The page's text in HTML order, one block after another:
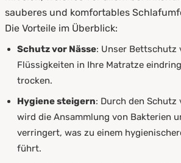
sauberes und komfortables
Die Vorteile im Überblick:
Schutz vor Nässe: Unser Bettschutz
Flüssigkeiten in Ihre Matratze
trocken.
Hygiene steigern: Durch den
wird die Ansammlung von Bakterien
verringert, was zu einem
führt.